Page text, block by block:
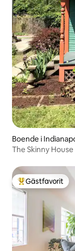
Boende i
The Skinny House
Populär
Gästfavorit